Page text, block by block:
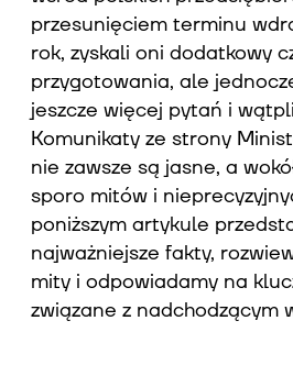
Kontakt
przesunięciem terminu
rok, zyskali oni dodatkowy
przygotowania, ale
jeszcze więcej pytań i
Komunikaty ze strony
nie zawsze są jasne, a
sporo mitów i
poniższym artykule
najważniejsze fakty,
mity i odpowiadamy na
związane z nadchodzącym